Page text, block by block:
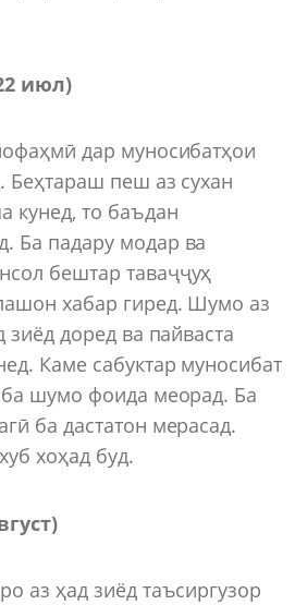
июл)
дар муносибатҳои
Беҳтараш пеш аз сухан
кунед, то баъдан
Ба падару модар ва
бештар таваҷҷуҳ
хабар гиред. Шумо аз
зиёд доред ва пайваста
Каме сабуктар муносибат
ба шумо фоида меорад. Ба
ба дастатон мерасад.
хоҳад буд.
аз ҳад зиёд таъсиргузор